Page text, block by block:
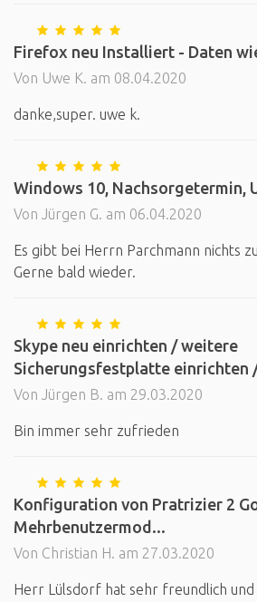
Firefox neu Installiert - Daten
Von Uwe K. am 08.04.2020
danke,super. uwe k.
Windows 10, Nachsorgetermin,
Von Jürgen G. am 06.04.2020
Es gibt bei Herrn Parchmann nichts
Gerne bald wieder.
Skype neu einrichten / weitere
Sicherungsfestplatte einrichten /
Von Jürgen B. am 29.03.2020
Bin immer sehr zufrieden
Konfiguration von Pratrizier 2
Mehrbenutzermod...
Von Christian H. am 27.03.2020
Herr Lülsdorf hat sehr freundlich